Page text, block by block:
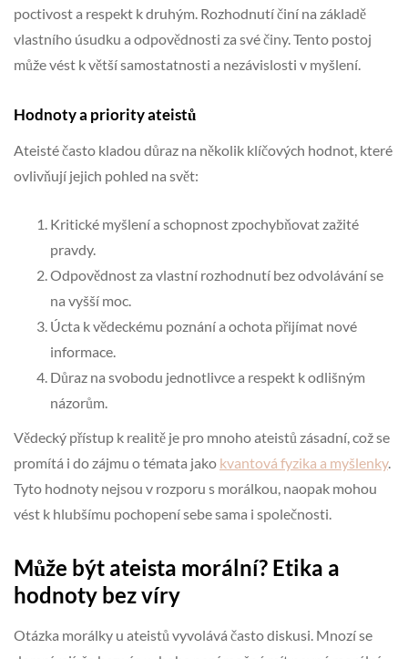
poctivost a respekt k druhým. Rozhodnutí činí na základě
vlastního úsudku a odpovědnosti za své činy. Tento postoj
může vést k větší samostatnosti a nezávislosti v myšlení.
Hodnoty a priority ateistů
Ateisté často kladou důraz na několik klíčových hodnot, které
ovlivňují jejich pohled na svět:
Kritické myšlení a schopnost zpochybňovat zažité
pravdy.
Odpovědnost za vlastní rozhodnutí bez odvolávání se
na vyšší moc.
Úcta k vědeckému poznání a ochota přijímat nové
informace.
Důraz na svobodu jednotlivce a respekt k odlišným
názorům.
Vědecký přístup k realitě je pro mnoho ateistů zásadní, což se
promítá i do zájmu o témata jako kvantová fyzika a myšlenky.
Tyto hodnoty nejsou v rozporu s morálkou, naopak mohou
vést k hlubšímu pochopení sebe sama i společnosti.
Může být ateista morální? Etika a
hodnoty bez víry
Otázka morálky u ateistů vyvolává často diskusi. Mnozí se